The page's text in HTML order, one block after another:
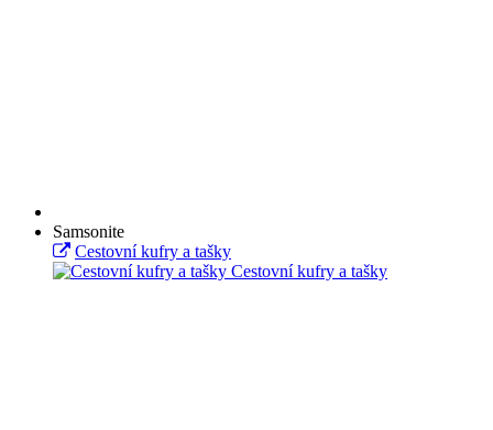
Samsonite
Cestovní kufry a tašky
Cestovní kufry a tašky